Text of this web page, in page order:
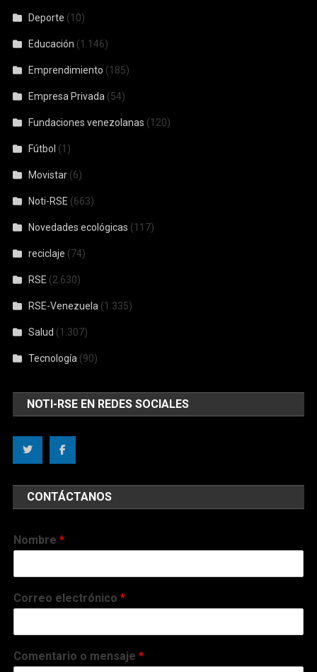
Deporte (10)
Educación (1.146)
Emprendimiento (185)
Empresa Privada (54)
Fundaciones venezolanas (120)
Fútbol (1)
Movistar (6)
Noti-RSE (663)
Novedades ecológicas (117)
reciclaje (74)
RSE (2.630)
RSE-Venezuela (1.335)
Salud (1.307)
Tecnología (90)
NOTI-RSE EN REDES SOCIALES
CONTÁCTANOS
Nombre*
Correo electrónico*
Comentario o mensaje*